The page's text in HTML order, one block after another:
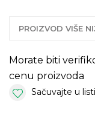
PROIZVOD VIŠE
Morate biti
cenu proizvoda
Sačuvajte u